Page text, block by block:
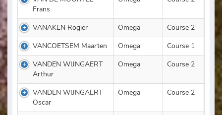
Frans
VANAKEN Rogier Omega
Course 2
VANCOETSEM Maarten
Omega
Course 1
VANDEN WIJNGAERT
Arthur
Omega Course 2
VANDEN WIJNGAERT
Oscar
Omega Course 2